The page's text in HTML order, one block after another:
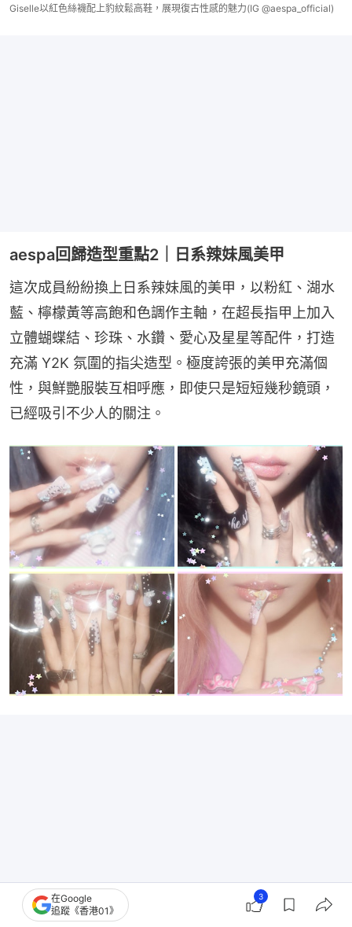
Giselle以紅色絲襪配上豹紋鬆高鞋，展現復古性感的魅力(IG @aespa_official)
aespa回歸造型重點2｜日系辣妹風美甲
這次成員紛紛換上日系辣妹風的美甲，以粉紅、湖水
藍、檸檬黃等高飽和色調作主軸，在超長指甲上加入
立體蝴蝶結、珍珠、水鑽、愛心及星星等配件，打造
充滿 Y2K 氛圍的指尖造型。極度誇張的美甲充滿個
性，與鮮艷服裝互相呼應，即使只是短短幾秒鏡頭，
已經吸引不少人的關注。
在Google
追蹤《香港01》
3